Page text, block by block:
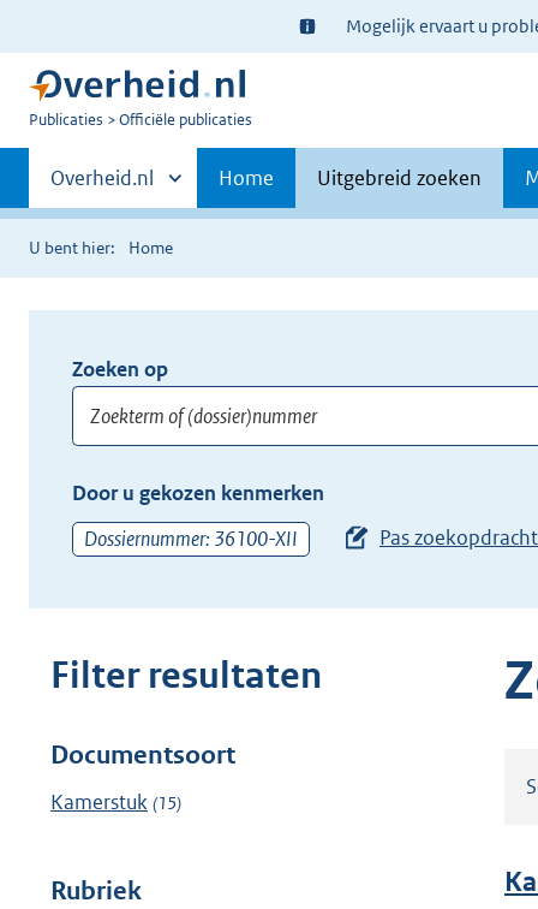
Ter
informatie:
Mogelijk ervaart u
U
Publicaties Officiële publicaties
Primaire
navigatie
Andere
sites
binnen
Overheid.nl Home Uitgebreid zoeken
U bent hier: Home
Opnieuw
zoeken:
Zoeken op
of
(dossier)nummer
hier
uw
zoekterm
in
Door u gekozen kenmerken
Dossiernummer: 36100-XII
Pas
Filter resultaten
Filter
resultaten
Documentsoort
Kamerstuk (15)
Rubriek